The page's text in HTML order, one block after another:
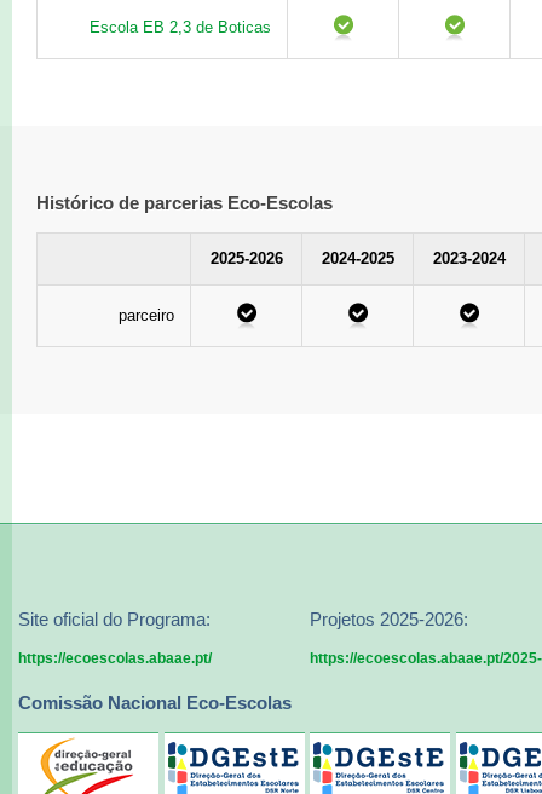
Escola EB 2,3 de Boticas
Histórico de parcerias Eco-Escolas
2025-2026 2024-2025 2023-2024
parceiro
Site oficial do Programa:
https://ecoescolas.abaae.pt/
Projetos 2025-2026:
https://ecoescolas.abaae.pt/
Comissão Nacional Eco-Escolas